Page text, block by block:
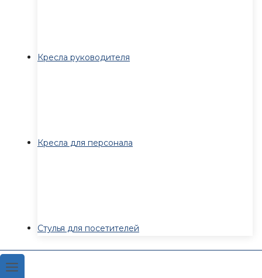
Кресла руководителя
Кресла для персонала
Стулья для посетителей